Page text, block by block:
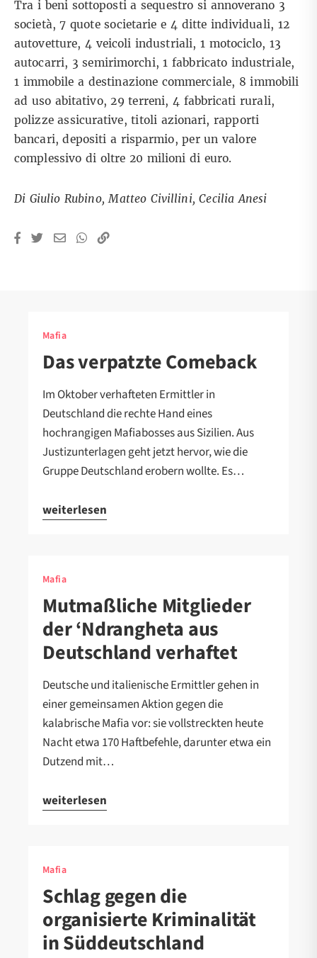
Tra i beni sottoposti a sequestro si annoverano 3
società, 7 quote societarie e 4 ditte individuali, 12
autovetture, 4 veicoli industriali, 1 motociclo, 13
autocarri, 3 semirimorchi, 1 fabbricato industriale,
1 immobile a destinazione commerciale, 8 immobili
ad uso abitativo, 29 terreni, 4 fabbricati rurali,
polizze assicurative, titoli azionari, rapporti
bancari, depositi a risparmio, per un valore
complessivo di oltre 20 milioni di euro.
Di Giulio Rubino, Matteo Civillini, Cecilia Anesi
Mafia
Das verpatzte Comeback
Im Oktober verhafteten Ermittler in
Deutschland die rechte Hand eines
hochrangigen Mafiabosses aus Sizilien. Aus
Justizunterlagen geht jetzt hervor, wie die
Gruppe Deutschland erobern wollte. Es…
weiterlesen
Mafia
Mutmaßliche Mitglieder
der ‘Ndrangheta aus
Deutschland verhaftet
Deutsche und italienische Ermittler gehen in
einer gemeinsamen Aktion gegen die
kalabrische Mafia vor: sie vollstreckten heute
Nacht etwa 170 Haftbefehle, darunter etwa ein
Dutzend mit…
weiterlesen
Mafia
Schlag gegen die
organisierte Kriminalität
in Süddeutschland